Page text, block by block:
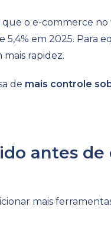
o e-commerce no
em 2025. Para
rapidez.
de mais controle
antes de
mais